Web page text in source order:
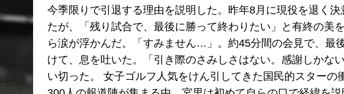
今季限りで引退する理由を説明した。昨年8月に現役を退く
たが、「残り試合で、最後に勝って終わりたい」と有終の美
ら涙が浮かんだ。「すみません…」。約45分間の会見で、最
けて、息を吐いた。「引き際のさみしさはない。感謝しかな
い切った。 女子ゴルフ人気をけん引してきた国民的スター